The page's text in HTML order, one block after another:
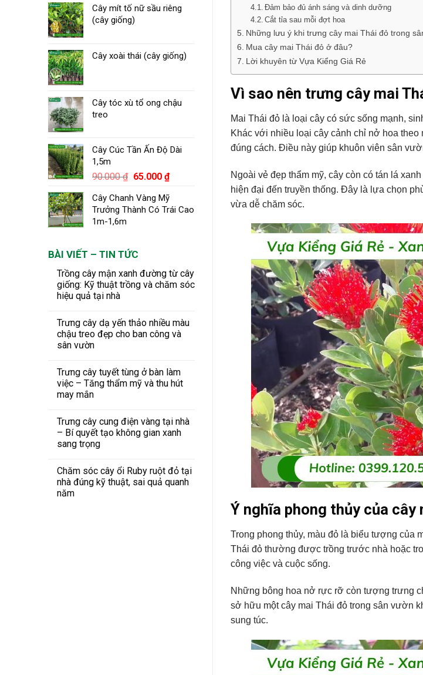
Cây mít tố nữ sầu riêng
(cây giống)
Cây xoài thái (cây giống)
Cây tóc xù tổ ong chậu
treo
Cây Cúc Tần Ấn Độ Dài
1,5m
90.000₫ Giá
là:
90.000 ₫.
65.000 ₫Giá
tại
là:
Cây Chanh Vàng Mỹ
Trưởng Thành Có Trái Cao
1m-1,6m
BÀI VIẾT – TIN TỨC
Trồng cây mận xanh đường từ cây
giống: Kỹ thuật trồng và chăm sóc
hiệu quả tại nhà
Trưng cây dạ yến thảo nhiều màu
chậu treo đẹp cho ban công và
sân vườn
Trưng cây tuyết tùng ở bàn làm
việc – Tăng thẩm mỹ và thu hút
may mắn
Trưng cây cung điện vàng tại nhà
– Bí quyết tạo không gian xanh
sang trọng
Chăm sóc cây ổi Ruby ruột đỏ tại
nhà đúng kỹ thuật, sai quả quanh
năm
Đảm bảo đủ ánh sáng và dinh dưỡng
Cắt tỉa sau mỗi đợt hoa
Những lưu ý khi trưng cây mai Thái đỏ trong
Mua cây mai Thái đỏ ở đâu?
Lời khuyên từ Vựa Kiểng Giá Rẻ
Vì sao nên trưng cây mai
Mai Thái đỏ là loại cây có sức sống mạnh,
Khác với nhiều loại cây cảnh chỉ nở hoa
đúng cách. Điều này giúp khuôn viên sân
Ngoài vẻ đẹp thẩm mỹ, cây còn có tán lá
hiện đại đến truyền thống. Đây là lựa chọn
vừa dễ chăm sóc.
Ý nghĩa phong thủy của cây
Trong phong thủy, màu đỏ là biểu tượng của
Thái đỏ thường được trồng trước nhà hoặc
công việc và cuộc sống.
Những bông hoa nở rực rỡ còn tượng trưng
sở hữu một cây mai Thái đỏ trong sân vườn
sung túc.